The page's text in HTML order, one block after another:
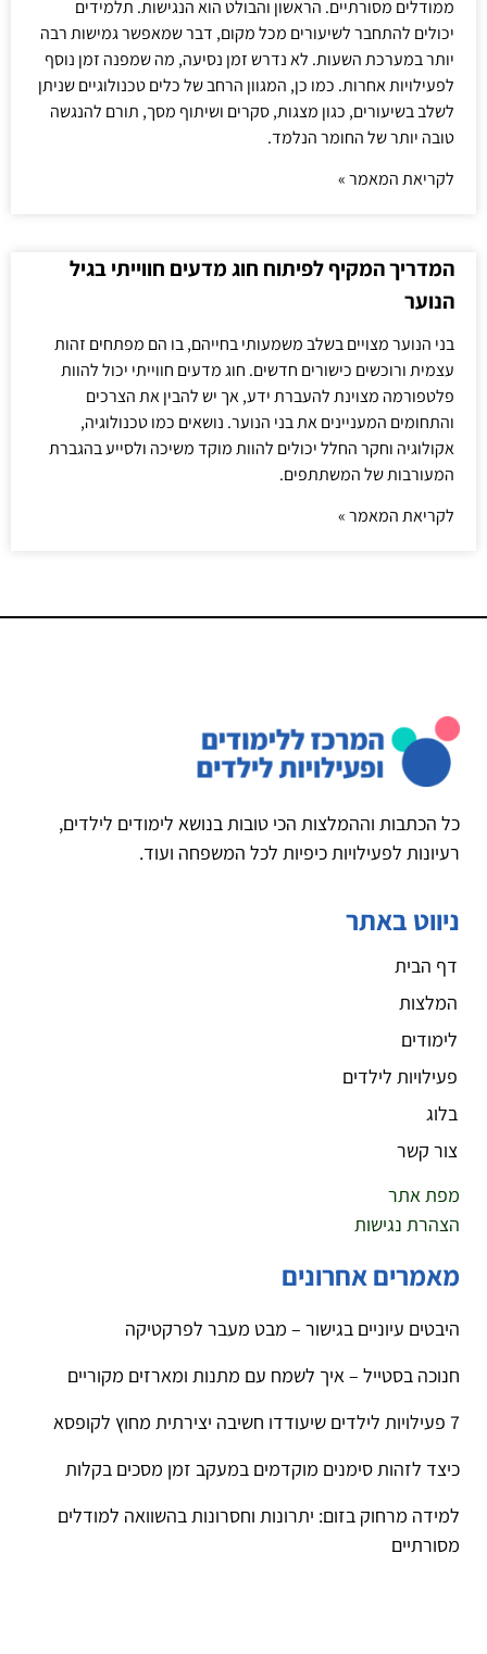
ממודלים מסורתיים. הראשון והבולט הוא הנגישות. תלמידים
יכולים להתחבר לשיעורים מכל מקום, דבר שמאפשר גמישות רבה
יותר במערכת השעות. לא נדרש זמן נסיעה, מה שמפנה זמן נוסף
לפעילויות אחרות. כמו כן, המגוון הרחב של כלים טכנולוגיים שניתן
לשלב בשיעורים, כגון מצגות, סקרים ושיתוף מסך, תורם להנגשה
טובה יותר של החומר הנלמד.
לקריאת המאמר »
המדריך המקיף לפיתוח חוג מדעים חווייתי בגיל
הנוער
בני הנוער מצויים בשלב משמעותי בחייהם, בו הם מפתחים זהות
עצמית ורוכשים כישורים חדשים. חוג מדעים חווייתי יכול להוות
פלטפורמה מצוינת להעברת ידע, אך יש להבין את הצרכים
והתחומים המעניינים את בני הנוער. נושאים כמו טכנולוגיה,
אקולוגיה וחקר החלל יכולים להוות מוקד משיכה ולסייע בהגברת
המעורבות של המשתתפים.
לקריאת המאמר »
כל הכתבות וההמלצות הכי טובות בנושא לימודים לילדים,
רעיונות לפעילויות כיפיות לכל המשפחה ועוד.
ניווט באתר
דף הבית
המלצות
לימודים
פעילויות לילדים
בלוג
צור קשר
מפת אתר
הצהרת נגישות
מאמרים אחרונים
היבטים עיוניים בגישור – מבט מעבר לפרקטיקה
חנוכה בסטייל – איך לשמח עם מתנות ומארזים מקוריים
7 פעילויות לילדים שיעודדו חשיבה יצירתית מחוץ לקופסא
כיצד לזהות סימנים מוקדמים במעקב זמן מסכים בקלות
למידה מרחוק בזום: יתרונות וחסרונות בהשוואה למודלים
מסורתיים